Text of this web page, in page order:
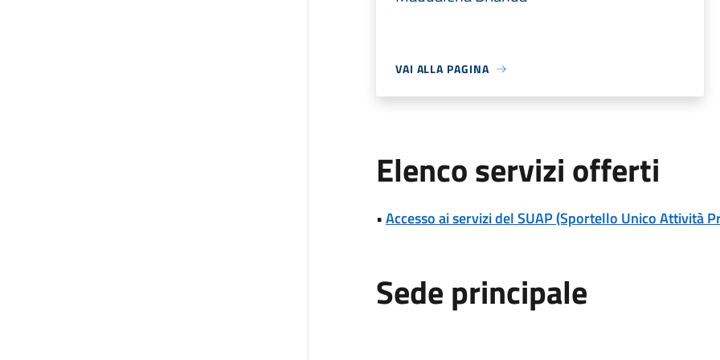
VAI ALLA PAGINA
Elenco servizi offerti
•Accesso ai servizi del SUAP (Sportello Unico Attività
Sede principale